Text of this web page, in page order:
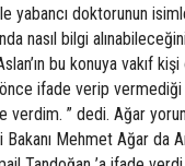
yabancı doktorunun
nasıl bilgi
bu konuya vakıf
ifade verip vermediği
” dedi. Ağar
Mehmet Ağar da